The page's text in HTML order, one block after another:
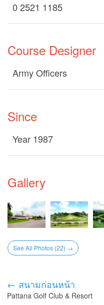
0 2521 1185
Course Designer
Army Officers
Since
Year 1987
Gallery
See All Photos (22) →
← สนามก่อนหน้า
Pattana Golf Club & Resort